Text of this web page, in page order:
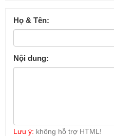
Họ & Tên:
Nội dung:
Lưu ý: không hỗ trợ HTML!